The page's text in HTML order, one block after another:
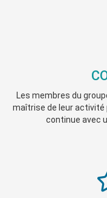
Les membres du
maîtrise de leur
continue avec